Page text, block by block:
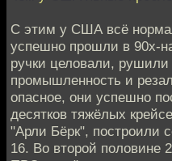
С этим у США всё
успешно прошли в 90х-
ручки целовали,
промышленность и
опасное, они успешно
десятков тяжёлых
"Арли Бёрк", построили
16. Во второй половине